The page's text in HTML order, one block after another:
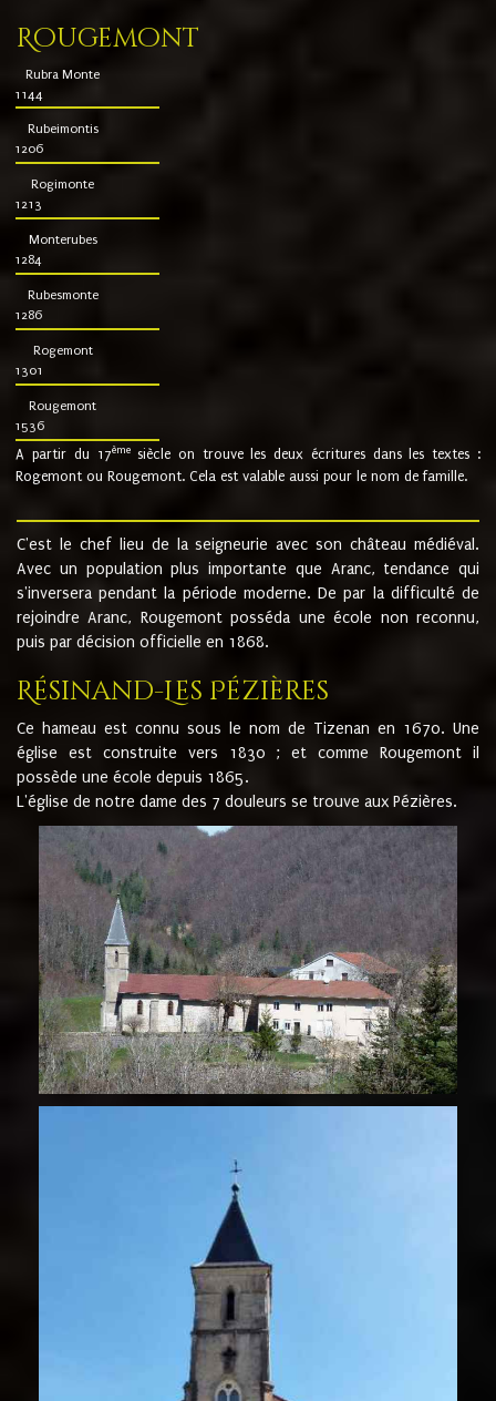
Rougemont
Rubra Monte
1144
Rubeimontis
1206
Rogimonte
1213
Monterubes
1284
Rubesmonte
1286
Rogemont
1301
Rougemont
1536
A partir du 17ème siècle on trouve les deux écritures dans les textes :
Rogemont ou Rougemont. Cela est valable aussi pour le nom de famille.
C'est le chef lieu de la seigneurie avec son château médiéval.
Avec un population plus importante que Aranc, tendance qui
s'inversera pendant la période moderne. De par la difficulté de
rejoindre Aranc, Rougemont posséda une école non reconnu,
puis par décision officielle en 1868.
Résinand-Les Pézières
Ce hameau est connu sous le nom de Tizenan en 1670. Une
église est construite vers 1830 ; et comme Rougemont il
possède une école depuis 1865.
L'église de notre dame des 7 douleurs se trouve aux Pézières.